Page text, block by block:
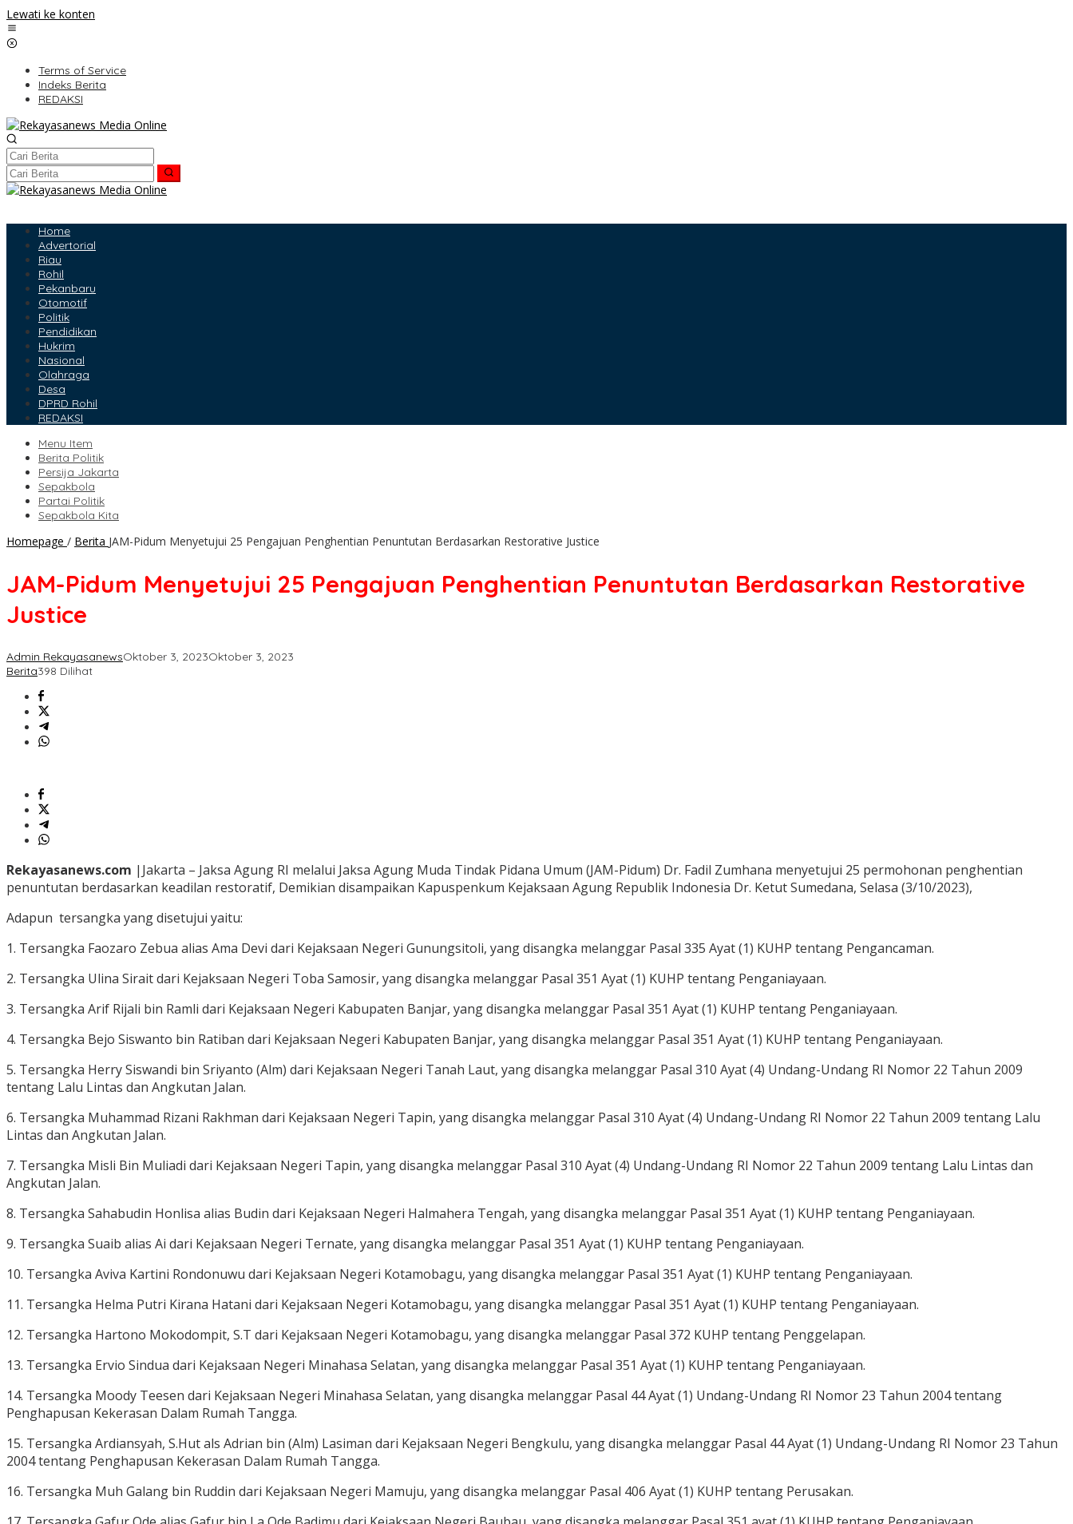
Lewati ke konten
Terms of Service
Indeks Berita
REDAKSI
Home
Advertorial
Riau
Rohil
Pekanbaru
Otomotif
Politik
Pendidikan
Hukrim
Nasional
Olahraga
Desa
DPRD Rohil
REDAKSI
Menu Item
Berita Politik
Persija Jakarta
Sepakbola
Partai Politik
Sepakbola Kita
Homepage / Berita JAM-Pidum Menyetujui 25 Pengajuan Penghentian Penuntutan Berdasarkan Restorative Justice
JAM-Pidum Menyetujui 25 Pengajuan Penghentian Penuntutan Berdasarkan Restorative
Justice
Admin RekayasanewsOktober 3, 2023Oktober 3, 2023
Berita398 Dilihat
Rekayasanews.com |Jakarta – Jaksa Agung RI melalui Jaksa Agung Muda Tindak Pidana Umum (JAM-Pidum) Dr. Fadil Zumhana menyetujui 25 permohonan penghentian
penuntutan berdasarkan keadilan restoratif, Demikian disampaikan Kapuspenkum Kejaksaan Agung Republik Indonesia Dr. Ketut Sumedana, Selasa (3/10/2023),
Adapun tersangka yang disetujui yaitu:
1. Tersangka Faozaro Zebua alias Ama Devi dari Kejaksaan Negeri Gunungsitoli, yang disangka melanggar Pasal 335 Ayat (1) KUHP tentang Pengancaman.
2. Tersangka Ulina Sirait dari Kejaksaan Negeri Toba Samosir, yang disangka melanggar Pasal 351 Ayat (1) KUHP tentang Penganiayaan.
3. Tersangka Arif Rijali bin Ramli dari Kejaksaan Negeri Kabupaten Banjar, yang disangka melanggar Pasal 351 Ayat (1) KUHP tentang Penganiayaan.
4. Tersangka Bejo Siswanto bin Ratiban dari Kejaksaan Negeri Kabupaten Banjar, yang disangka melanggar Pasal 351 Ayat (1) KUHP tentang Penganiayaan.
5. Tersangka Herry Siswandi bin Sriyanto (Alm) dari Kejaksaan Negeri Tanah Laut, yang disangka melanggar Pasal 310 Ayat (4) Undang-Undang RI Nomor 22 Tahun 2009
tentang Lalu Lintas dan Angkutan Jalan.
6. Tersangka Muhammad Rizani Rakhman dari Kejaksaan Negeri Tapin, yang disangka melanggar Pasal 310 Ayat (4) Undang-Undang RI Nomor 22 Tahun 2009 tentang Lalu
Lintas dan Angkutan Jalan.
7. Tersangka Misli Bin Muliadi dari Kejaksaan Negeri Tapin, yang disangka melanggar Pasal 310 Ayat (4) Undang-Undang RI Nomor 22 Tahun 2009 tentang Lalu Lintas dan
Angkutan Jalan.
8. Tersangka Sahabudin Honlisa alias Budin dari Kejaksaan Negeri Halmahera Tengah, yang disangka melanggar Pasal 351 Ayat (1) KUHP tentang Penganiayaan.
9. Tersangka Suaib alias Ai dari Kejaksaan Negeri Ternate, yang disangka melanggar Pasal 351 Ayat (1) KUHP tentang Penganiayaan.
10. Tersangka Aviva Kartini Rondonuwu dari Kejaksaan Negeri Kotamobagu, yang disangka melanggar Pasal 351 Ayat (1) KUHP tentang Penganiayaan.
11. Tersangka Helma Putri Kirana Hatani dari Kejaksaan Negeri Kotamobagu, yang disangka melanggar Pasal 351 Ayat (1) KUHP tentang Penganiayaan.
12. Tersangka Hartono Mokodompit, S.T dari Kejaksaan Negeri Kotamobagu, yang disangka melanggar Pasal 372 KUHP tentang Penggelapan.
13. Tersangka Ervio Sindua dari Kejaksaan Negeri Minahasa Selatan, yang disangka melanggar Pasal 351 Ayat (1) KUHP tentang Penganiayaan.
14. Tersangka Moody Teesen dari Kejaksaan Negeri Minahasa Selatan, yang disangka melanggar Pasal 44 Ayat (1) Undang-Undang RI Nomor 23 Tahun 2004 tentang
Penghapusan Kekerasan Dalam Rumah Tangga.
15. Tersangka Ardiansyah, S.Hut als Adrian bin (Alm) Lasiman dari Kejaksaan Negeri Bengkulu, yang disangka melanggar Pasal 44 Ayat (1) Undang-Undang RI Nomor 23 Tahun
2004 tentang Penghapusan Kekerasan Dalam Rumah Tangga.
16. Tersangka Muh Galang bin Ruddin dari Kejaksaan Negeri Mamuju, yang disangka melanggar Pasal 406 Ayat (1) KUHP tentang Perusakan.